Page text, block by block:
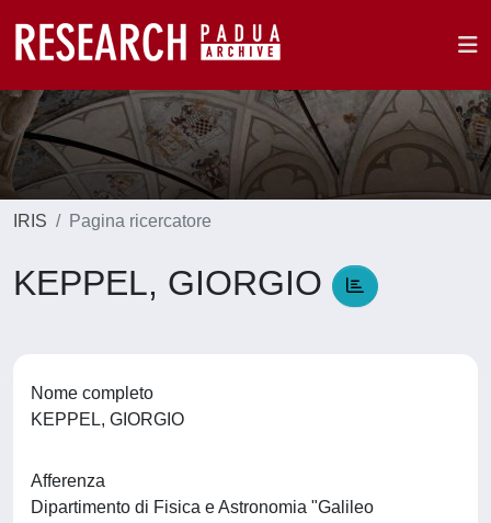
IRIS Pagina ricercatore
KEPPEL, GIORGIO
Nome completo
KEPPEL, GIORGIO
Afferenza
Dipartimento di Fisica e Astronomia "Galileo